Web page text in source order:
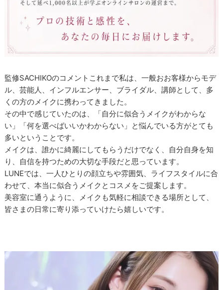
監修SACHIKOのコメントこれまで私は、一般おお客様からモデ
ル、芸能人、インフルエンサー、ブライダル、講師として、多
くの方のメイクに携わってきました。
その中で感じていたのは、「自分に似合うメイクがわからな
い」「何を選べばいいかわからない」と悩んでいる方がとても
多いということです。
メイクは、誰かに綺麗にしてもらうだけでなく、自分自身を知
り、自信を持つための大切な手段だと思っています。
LUNEでは、一人ひとりの顔立ちや雰囲気、ライフスタイルに合
わせて、本当に似合うメイクとコスメをご提案します。
美容室に通うように、メイクも気軽に相談できる場所として、
皆さまの日常に寄り添っていけたら嬉しいです。